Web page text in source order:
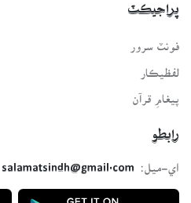
پراجيڪٽ
فونٽ سرور
لفظيڪار
پيغامِ قرآن
رابطو
اي-ميل:
salamatsindh@gmail.com